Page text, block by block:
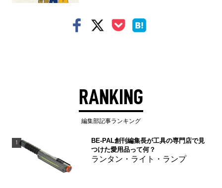
RANKING
編集部記事ランキング
1
BE-PAL創刊編集長が工具の専門店で見
つけた愛用品って何？
ランタン・ライト・ランプ